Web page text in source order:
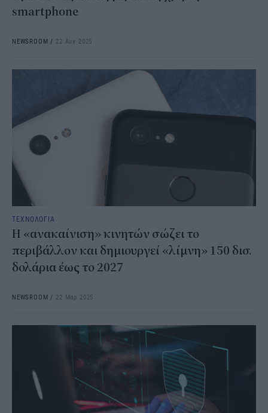
smartphone
NEWSROOM / 22 Αυγ 2025
ΤΕΧΝΟΛΟΓΙΑ
Η «ανακαίνιση» κινητών σώζει το
περιβάλλον και δημιουργεί «λίμνη» 150 δισ.
δολάρια έως το 2027
NEWSROOM / 22 Μαρ 2025